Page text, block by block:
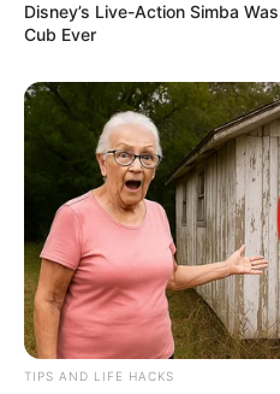
Disney’s Live-Action Simba
Cub Ever
TIPS AND LIFE HACKS